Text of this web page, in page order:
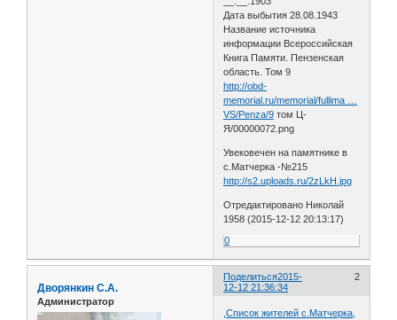
Дата выбытия 28.08.1943
Название источника
информации Всероссийская
Книга Памяти. Пензенская
область. Том 9
http://obd-
memorial.ru/memorial/fullima …
VS/Penza/9 том Ц-
Я/00000072.png
Увековечен на памятнике в
с.Матчерка -№215
http://s2.uploads.ru/2zLkH.jpg
Отредактировано Николай
1958 (2015-12-12 20:13:17)
0
Поделиться 2
2015-
12-12 21:36:34
Дворянкин С.А.
Администратор
,Список жителей с.Матчерка,